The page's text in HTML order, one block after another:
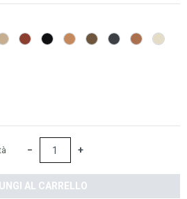
di Moro
Tabacco
Sabbia
Cuoio Rosso Bulgaro
Cuoio Nero
Cuoio Naturale
Cuoio Liquirizia
Cuoio Grigio
CuoioCuoio
− +
AL CARRELLO